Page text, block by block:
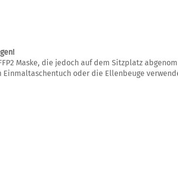
Maske, die jedoch auf dem Sitzplatz
oder die Ellenbeuge